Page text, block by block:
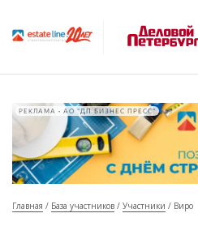
РЕКЛАМА • АО "ДП БИЗНЕС ПРЕСС"
Главная База участников Участники Виро